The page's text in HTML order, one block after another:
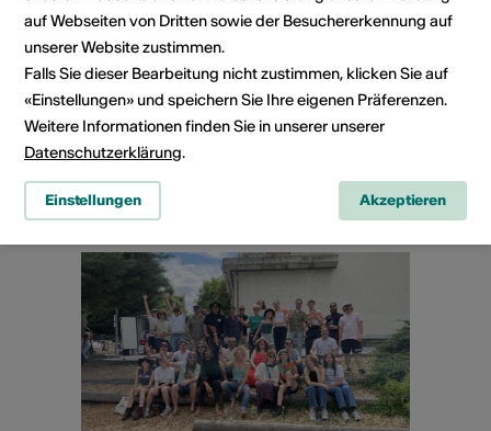
Di, 18.02.2025
Sprechstunde für Musiker/innen
der zeitgenössischen Musik
Bistro, ZeughausKultur Brig, Brig-Glis
auf Webseiten von Dritten sowie der Besuchererkennung auf
unserer Website zustimmen.
Falls Sie dieser Bearbeitung nicht zustimmen, klicken Sie auf
«Einstellungen» und speichern Sie Ihre eigenen Präferenzen.
Weitere Informationen finden Sie in unserer unserer
Datenschutzerklärung.
Einstellungen Akzeptieren